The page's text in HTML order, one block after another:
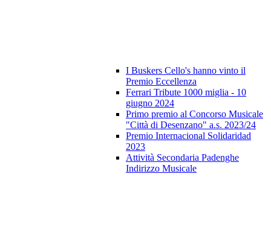
I Buskers Cello's hanno vinto il
Premio Eccellenza
Ferrari Tribute 1000 miglia - 10
giugno 2024
Primo premio al Concorso Musicale
"Città di Desenzano" a.s. 2023/24
Premio Internacional Solidaridad
2023
Attività Secondaria Padenghe
Indirizzo Musicale